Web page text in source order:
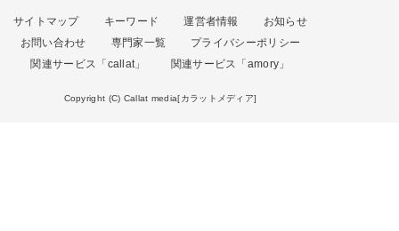
サイトマップ キーワード 運営者情報
お知らせ
お問い合わせ
専門家一覧
プライバシーポリシー
関連サービス「callat」
関連サービス「amory」
Copyright (C) Callat media[カラットメディア]